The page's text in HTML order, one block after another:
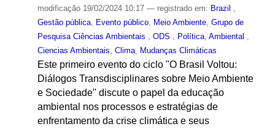
modificação19/02/2024 10:17 — registrado em: Brazil ,
Gestão pública, Evento público, Meio Ambiente, Grupo de
Pesquisa Ciências Ambientais , ODS , Política, Ambiental ,
Ciencias Ambientais, Clima, Mudanças Climáticas
Este primeiro evento do ciclo "O Brasil Voltou:
Diálogos Transdisciplinares sobre Meio Ambiente
e Sociedade" discute o papel da educação
ambiental nos processos e estratégias de
enfrentamento da crise climática e seus